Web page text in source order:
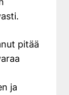
pitää
ja